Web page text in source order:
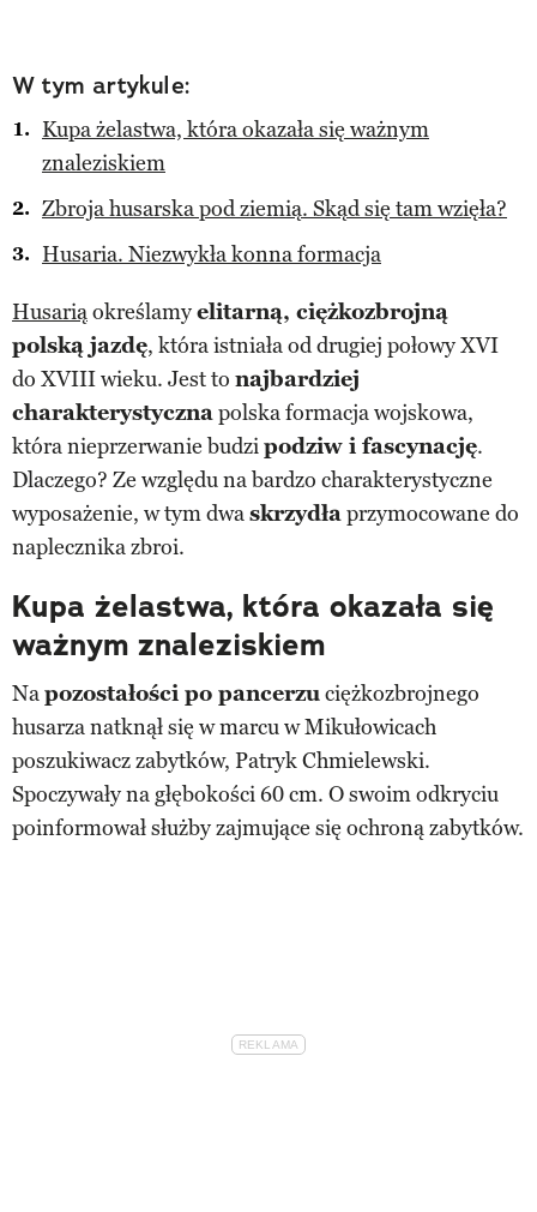
W tym artykule:
Kupa żelastwa, która okazała się ważnym
znaleziskiem
Zbroja husarska pod ziemią. Skąd się tam wzięła?
Husaria. Niezwykła konna formacja
Husariąokreślamyelitarną, ciężkozbrojną
polską jazdę, która istniała od drugiej połowy XVI
do XVIII wieku. Jest to najbardziej
charakterystycznapolska formacja wojskowa,
która nieprzerwanie budzipodziw i fascynację.
Dlaczego? Ze względu na bardzo charakterystyczne
wyposażenie, w tym dwaskrzydłaprzymocowane do
naplecznika zbroi.
Kupa żelastwa, która okazała się
ważnym znaleziskiem
Napozostałości po pancerzuciężkozbrojnego
husarza natknął się w marcu w Mikułowicach
poszukiwacz zabytków, Patryk Chmielewski.
Spoczywały na głębokości 60 cm. O swoim odkryciu
poinformował służby zajmujące się ochroną zabytków.